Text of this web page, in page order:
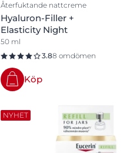
Återfuktande nattcreme
Hyaluron-Filler +
Elasticity Night
50 ml
3.88 omdömen
Köp
NYHET